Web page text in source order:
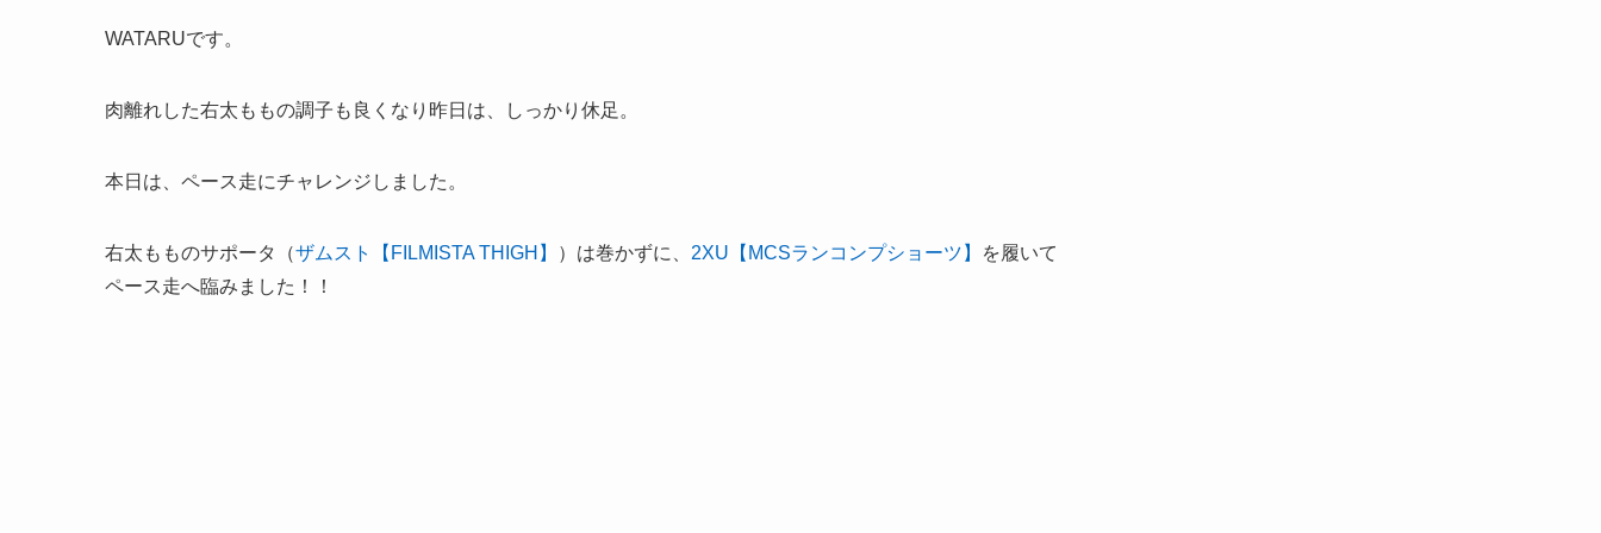
WATARUです。
肉離れした右太ももの調子も良くなり昨日は、しっかり休足。
本日は、ペース走にチャレンジしました。
右太もものサポータ（ザムスト【FILMISTA THIGH】 ）は巻かずに、 2XU【MCSランコンプショーツ】
を履いて
ペース走へ臨みました！！